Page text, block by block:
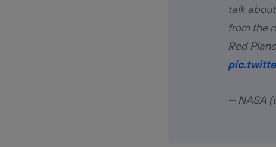
talk
from the
Red
— NASA